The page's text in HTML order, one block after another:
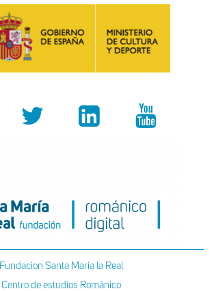
Fundacion Santa Maria la Real
Centro de estudios Románico